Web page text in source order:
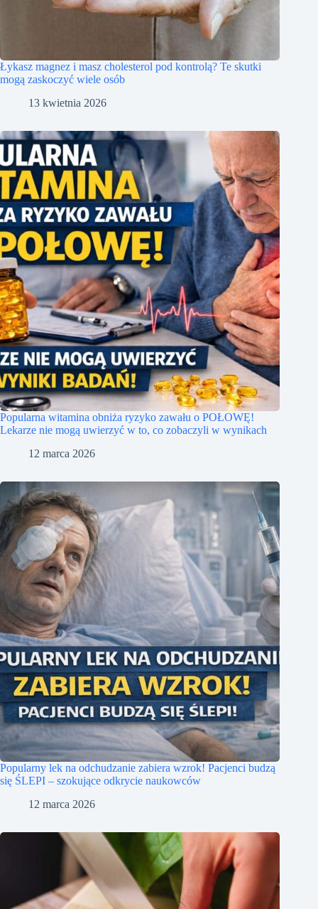
Łykasz magnez i masz cholesterol pod kontrolą? Te skutki
mogą zaskoczyć wiele osób
13 kwietnia 2026
Popularna witamina obniża ryzyko zawału o POŁOWĘ!
Lekarze nie mogą uwierzyć w to, co zobaczyli w wynikach
12 marca 2026
Popularny lek na odchudzanie zabiera wzrok! Pacjenci budzą
się ŚLEPI – szokujące odkrycie naukowców
12 marca 2026